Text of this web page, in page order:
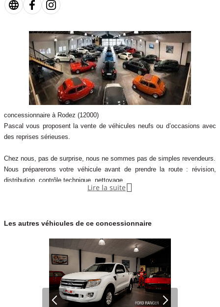
concessionnaire à Rodez (12000)
Pascal vous proposent la vente de véhicules neufs ou d’occasions avec
des reprises sérieuses.
Chez nous, pas de surprise, nous ne sommes pas de simples revendeurs.
Nous préparerons votre véhicule avant de prendre la route : révision,
distribution, contrôle technique, nettoyage.
Vous partirez avec votre voiture révisée par des professionnels.
- 4 personnes à l’atelier
Au total 8 personnes pour vous servir dans le milieu de l’automobile.
Nous garantissons tous nos véhicules de
Lire la suite 
Les autres véhicules de ce concessionnaire